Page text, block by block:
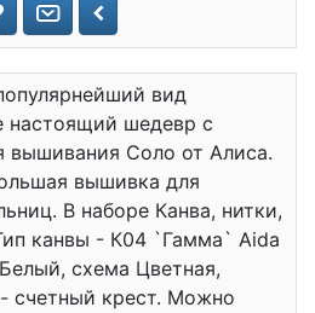
вид
настоящий шедевр с
Соло от Алиса.
вышивка для
В наборе Канва, нитки,
канвы - К04 `Гамма` Aida
схема Цветная,
счетный крест. Можно